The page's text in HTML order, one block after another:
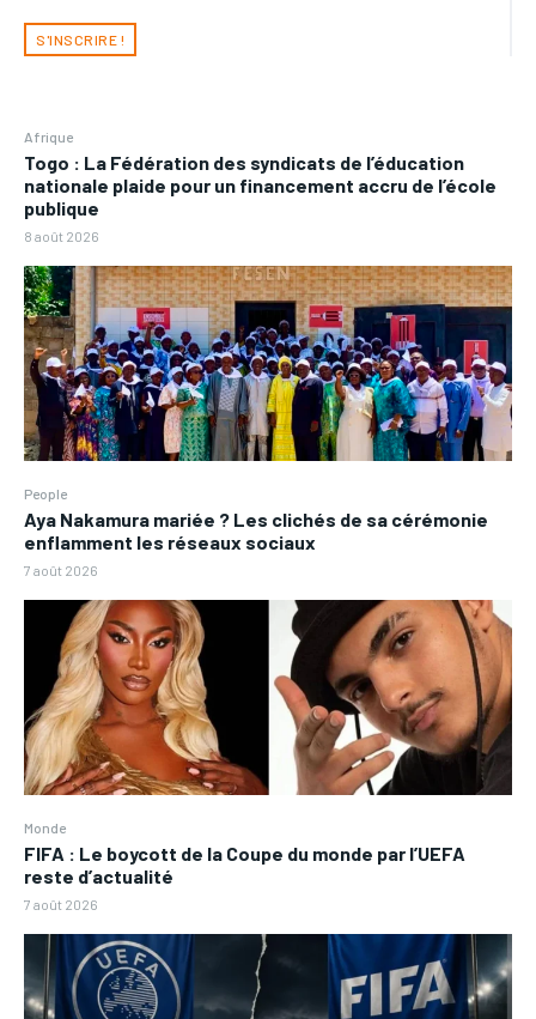
S'INSCRIRE !
Afrique
Togo : La Fédération des syndicats de l’éducation
nationale plaide pour un financement accru de l’école
publique
8 août 2026
People
Aya Nakamura mariée ? Les clichés de sa cérémonie
enflamment les réseaux sociaux
7 août 2026
Monde
FIFA : Le boycott de la Coupe du monde par l’UEFA
reste d’actualité
7 août 2026